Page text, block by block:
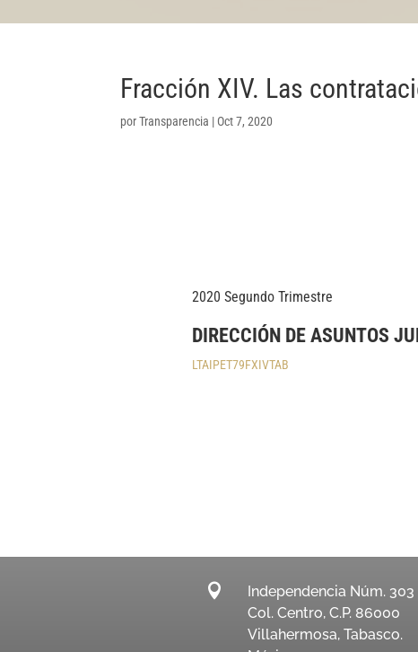
Fracción XIV. Las
porTransparencia | Oct 7, 2020
2020 Segundo Trimestre
DIRECCIÓN DE ASUNTOS
LTAIPET79FXIVTAB

Independencia Núm. 303
Col. Centro, C.P. 86000
Villahermosa, Tabasco.